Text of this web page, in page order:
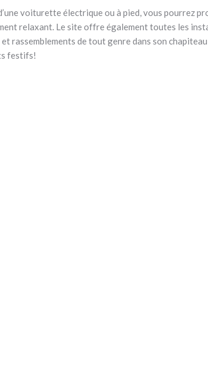
voiturette électrique ou à pied, vous pourrez
relaxant. Le site offre également toutes les
rassemblements de tout genre dans son
festifs!